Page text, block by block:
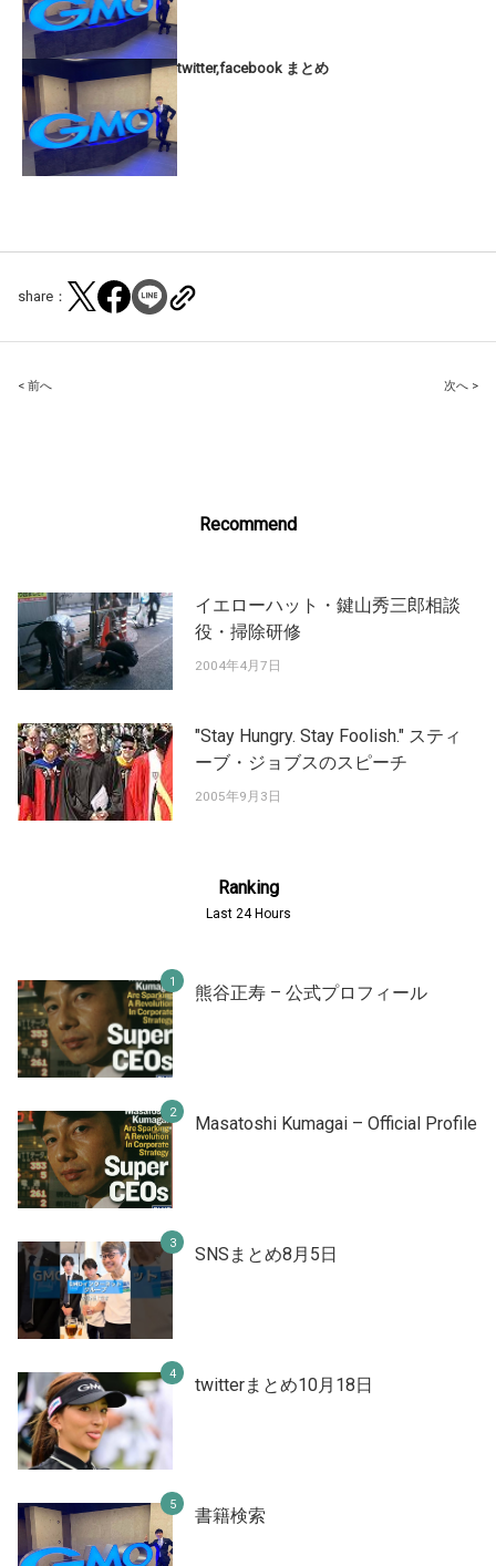
twitter,facebook まとめ
share：
Post
< 前へ 次へ >
Recommend
イエローハット・鍵山秀三郎相談
役・掃除研修
2004年4月7日
"Stay Hungry. Stay Foolish." スティ
ーブ・ジョブスのスピーチ
2005年9月3日
Ranking
Last 24 Hours
熊谷正寿 – 公式プロフィール
Masatoshi Kumagai – Official Profile
SNSまとめ8月5日
twitterまとめ10月18日
書籍検索